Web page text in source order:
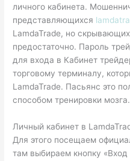
личного кабинета.
представляющихся
LamdaTrade, но
предостаточно. Пароль
для входа в Кабинет
торговому терминалу,
LamdaTrade. Пасьянс это
способом тренировки мозга.
Личный кабинет в
Для этого посещаем
там выбираем кнопку «Вход